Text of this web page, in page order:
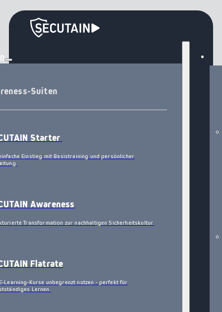
Suiten
Starter
Einstieg mit Basistraining und persönlicher
Awareness
Transformation zur nachhaltigen Sicherheitskultur.
Flatrate
Learning-Kurse unbegrenzt nutzen - perfekt für
Lernen.